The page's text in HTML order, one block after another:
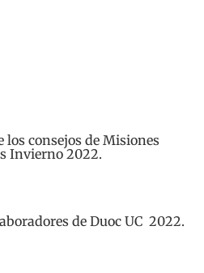
los consejos de Misiones
Invierno 2022.
de Duoc UC 2022.